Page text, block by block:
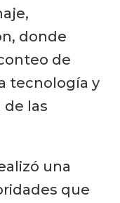
donde
de
tecnología y
de las
una
que